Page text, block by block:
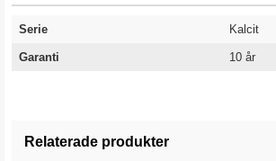
Serie Kalcit
Garanti 10 år
Relaterade produkter